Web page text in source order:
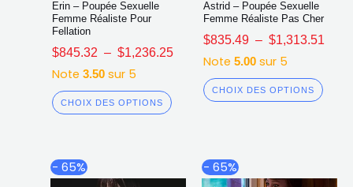
Erin – Poupée Sexuelle
Femme Réaliste Pour
Fellation
$845.32 – $1,236.25
Note 3.50sur 5
CHOIX DES OPTIONS
Astrid – Poupée Sexuelle
Femme Réaliste Pas Cher
$835.49 – $1,313.51
Note 5.00sur 5
CHOIX DES OPTIONS
- 65%
Plage
de
- 65%
de